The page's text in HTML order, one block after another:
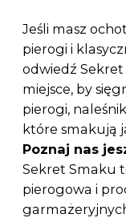
Jeśli masz
pierogi i
odwiedź Sekret
miejsce, by
pierogi,
które smakują
Poznaj nas
Sekret Smaku
pierogowa i